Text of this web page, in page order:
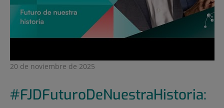
20 de noviembre de 2025
#FJDFuturoDeNuestraHistoria: